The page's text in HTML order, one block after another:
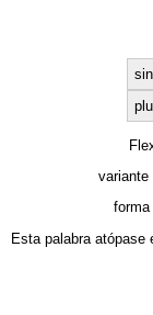
Esta palabra atópase